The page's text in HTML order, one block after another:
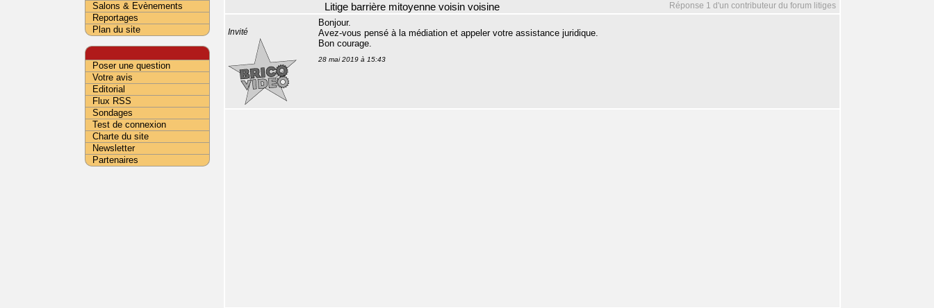
Réponse 1 d'un contributeur du forum litiges
Litige barrière mitoyenne voisin voisine
Invité
Bonjour.
Avez-vous pensé à la médiation et appeler votre assistance juridique.
Bon courage.
28 mai 2019 à 15:43
Salons & Evènements
Reportages
Plan du site
Poser une question
Votre avis
Editorial
Flux RSS
Sondages
Test de connexion
Charte du site
Newsletter
Partenaires